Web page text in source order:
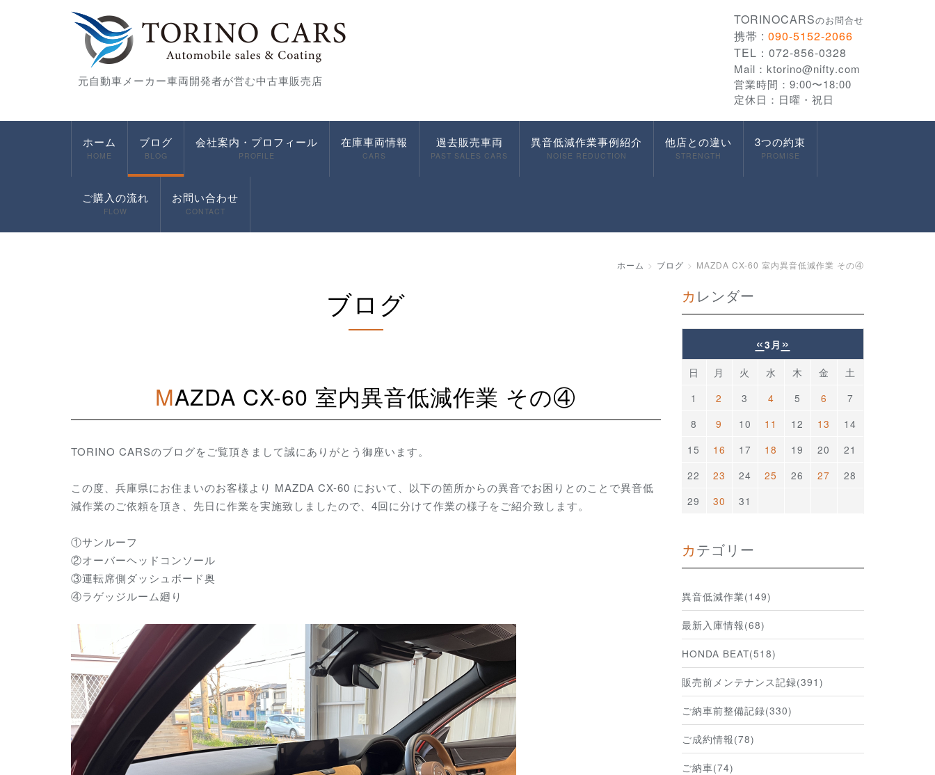
元自動車メーカー車両開発者が営む中古車販売店
TORINOCARSのお問合せ
携帯 : 090-5152-2066
TEL：072-856-0328
Mail： ktorino@nifty.com
営業時間：9:00〜18:00
定休日：日曜・祝日
ホーム
HOME
ブログ
BLOG
会社案内・プロフィール
PROFILE
在庫車両情報
CARS
過去販売車両
PAST SALES CARS
異音低減作業事例紹介
NOISE REDUCTION
他店との違い
STRENGTH
3つの約束
PROMISE
ご購入の流れ
FLOW
お問い合わせ
CONTACT
ホーム ブログ MAZDA CX-60 室内異音低減作業 その④
ブログ
MAZDA CX-60 室内異音低減作業 その④
TORINO CARSのブログをご覧頂きまして誠にありがとう御座います。
この度、兵庫県にお住まいのお客様より MAZDA CX-60 において、 以下の箇所からの異音でお困りとのことで異音低
減作業のご依頼を頂き、先日に作業を実施致しましたので、4回に分けて作業の様子をご紹介致します。
①サンルーフ
②オーバーヘッドコンソール
③運転席側ダッシュボード奥
④ラゲッジルーム廻り
カレンダー
«3月 »
日 月 火 水 木 金
土
1
2 3 4 5 6
7
8
9 10 11 12 13
14
15
16 17 18 19 20
21
22
23 24 25 26 27
28
29
30 31
カテゴリー
異音低減作業(149)
最新入庫情報(68)
HONDA BEAT(518)
販売前メンテナンス記録(391)
ご納車前整備記録(330)
ご成約情報(78)
ご納車(74)